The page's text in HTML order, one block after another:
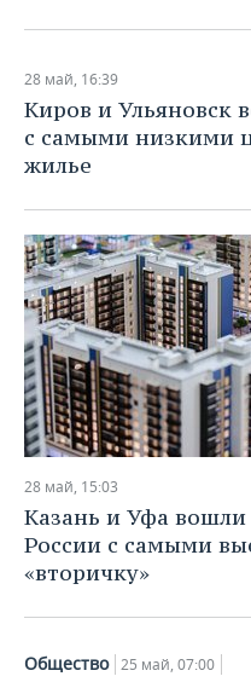
28 май, 16:39
Киров и Ульяновск
с самыми низкими
жилье
28 май, 15:03
Казань и Уфа вошли
России с самыми
«вторичку»
Общество 25 май, 07:00